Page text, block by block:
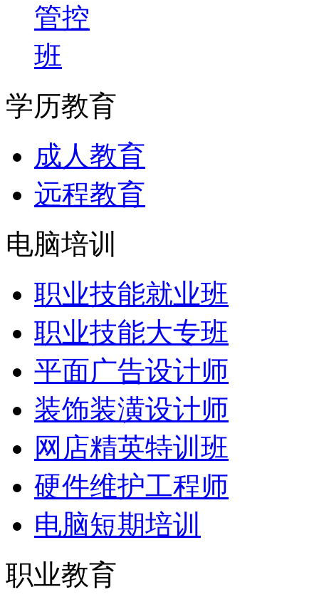
管控
班
学历教育
成人教育
远程教育
电脑培训
职业技能就业班
职业技能大专班
平面广告设计师
装饰装潢设计师
网店精英特训班
硬件维护工程师
电脑短期培训
职业教育